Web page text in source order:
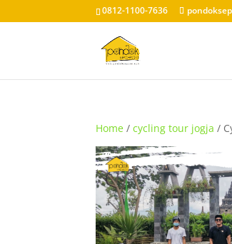
0812-1100-7636
Home /cycling tour jogja /